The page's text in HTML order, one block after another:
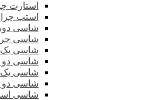
استارت
استپ
شاسی
شاسی
شاسی یک
شاسی دو
شاسی یک
شاسی دو
شاسی